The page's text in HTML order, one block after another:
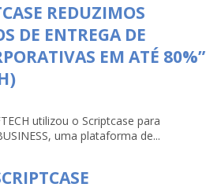
REDUZIMOS
DE ENTREGA DE
EM ATÉ 80%”
utilizou o Scriptcase para
uma plataforma de...